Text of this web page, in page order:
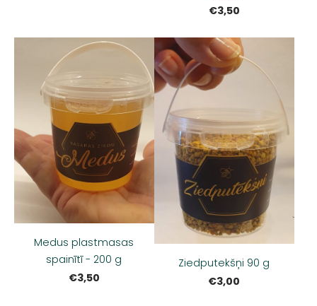
€3,50
Medus plastmasas
spainītī - 200 g
€3,50
Ziedputekšņi 90 g
€3,00